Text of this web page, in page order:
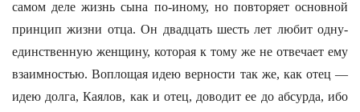
самом деле жизнь сына по-иному, но повторяет основной
принцип жизни отца. Он двадцать шесть лет любит одну-
единственную женщину, которая к тому же не отвечает ему
взаимностью. Воплощая идею верности так же, как отец —
идею долга, Каялов, как и отец, доводит ее до абсурда, ибо